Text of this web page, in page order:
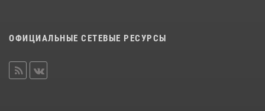
ОФИЦИАЛЬНЫЕ СЕТЕВЫЕ РЕСУРСЫ